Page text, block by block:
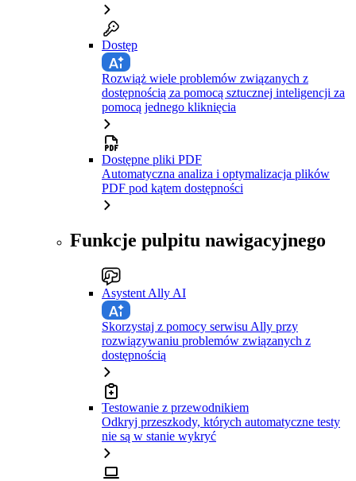
Dostęp
Rozwiąż wiele problemów związanych z
dostępnością za pomocą sztucznej inteligencji za
pomocą jednego kliknięcia
Dostępne pliki PDF
Automatyczna analiza i optymalizacja plików
PDF pod kątem dostępności
Funkcje pulpitu nawigacyjnego
Asystent Ally AI
Skorzystaj z pomocy serwisu Ally przy
rozwiązywaniu problemów związanych z
dostępnością
Testowanie z przewodnikiem
Odkryj przeszkody, których automatyczne testy
nie są w stanie wykryć